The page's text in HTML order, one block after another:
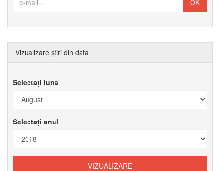
Vizualizare știri din data
Selectați luna
Selectați anul